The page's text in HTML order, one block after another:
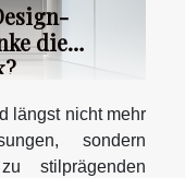
die
längst nicht mehr
sondern
stilprägenden